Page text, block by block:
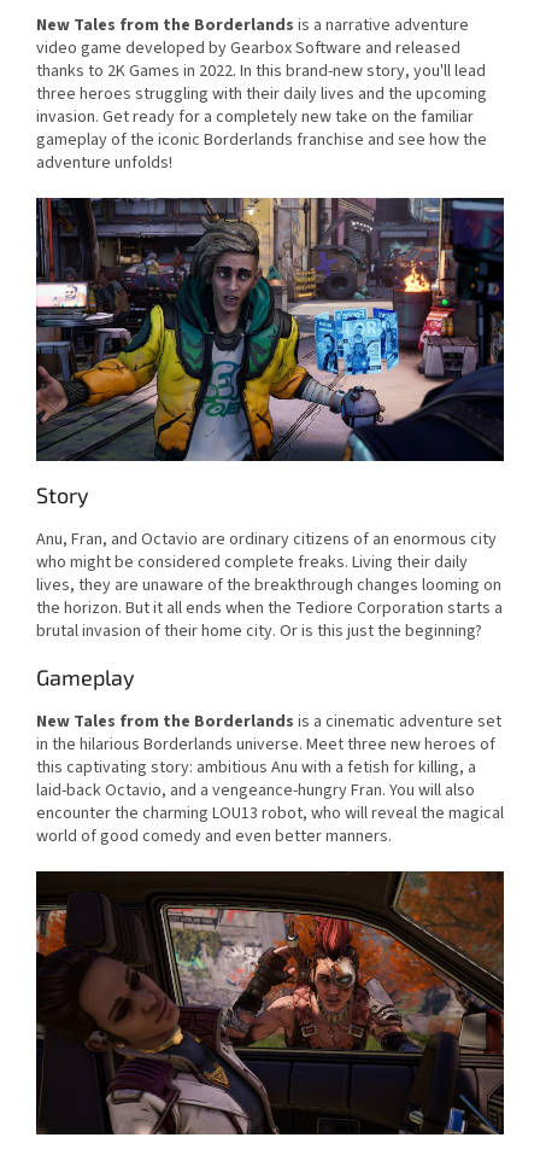
New Tales from the Borderlands is a narrative adventure
video game developed by Gearbox Software and released
thanks to 2K Games in 2022. In this brand-new story, you'll lead
three heroes struggling with their daily lives and the upcoming
invasion. Get ready for a completely new take on the familiar
gameplay of the iconic Borderlands franchise and see how the
adventure unfolds!
Story
Anu, Fran, and Octavio are ordinary citizens of an enormous city
who might be considered complete freaks. Living their daily
lives, they are unaware of the breakthrough changes looming on
the horizon. But it all ends when the Tediore Corporation starts a
brutal invasion of their home city. Or is this just the beginning?
Gameplay
New Tales from the Borderlands is a cinematic adventure set
in the hilarious Borderlands universe. Meet three new heroes of
this captivating story: ambitious Anu with a fetish for killing, a
laid-back Octavio, and a vengeance-hungry Fran. You will also
encounter the charming LOU13 robot, who will reveal the magical
world of good comedy and even better manners.